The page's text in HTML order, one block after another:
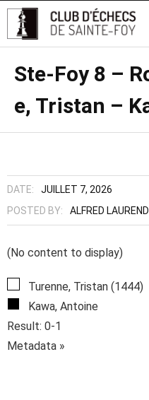
Ste-Foy 8 –
e, Tristan –
DATE:
JUILLET 7, 2026
POSTED BY:
ALFRED
(No content to display)
Turenne, Tristan (1444)
Kawa, Antoine
Result: 0-1
Metadata »